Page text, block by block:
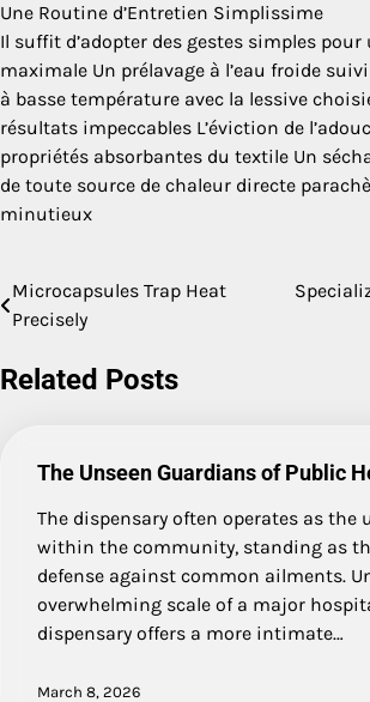
Une Routine d’Entretien Simplissime
Il suffit d’adopter des gestes simples
maximale Un prélavage à l’eau froide
à basse température avec la lessive
résultats impeccables L’éviction de
propriétés absorbantes du textile Un
de toute source de chaleur directe
minutieux
Post
navigation
Microcapsules Trap Heat
Precisely
Related Posts
The Unseen Guardians of Public
The dispensary often operates as the
within the community, standing as
defense against common ailments.
overwhelming scale of a major
dispensary offers a more intimate…
March 8, 2026